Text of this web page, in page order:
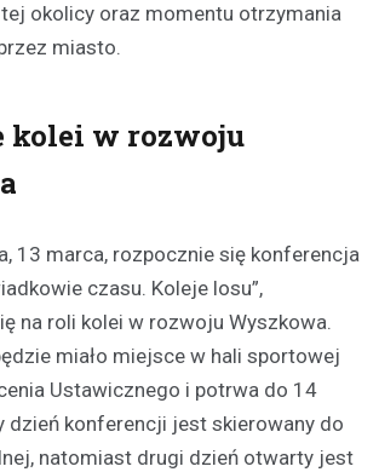
okolicy oraz momentu otrzymania
miasto.
kolei w rozwoju
13 marca, rozpocznie się konferencja
czasu. Koleje losu”,
na roli kolei w rozwoju Wyszkowa.
miało miejsce w hali sportowej
Ustawicznego i potrwa do 14
dzień konferencji jest skierowany do
natomiast drugi dzień otwarty jest